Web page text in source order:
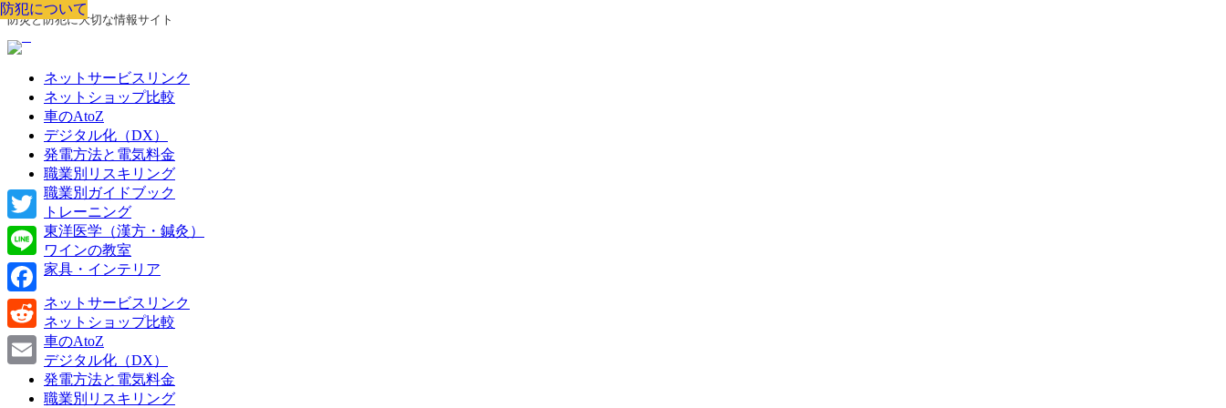
防災と防犯に大切な情報サイト
ネットサービスリンク
ネットショップ比較
車のAtoZ
デジタル化（DX）
発電方法と電気料金
職業別リスキリング
職業別ガイドブック
トレーニング
東洋医学（漢方・鍼灸）
ワインの教室
家具・インテリア
ネットサービスリンク
ネットショップ比較
車のAtoZ
デジタル化（DX）
発電方法と電気料金
職業別リスキリング
防犯について
防犯について
防犯について
防犯について
防犯について
防犯について
防犯について
Twitter
Line
Facebook
Reddit
Email